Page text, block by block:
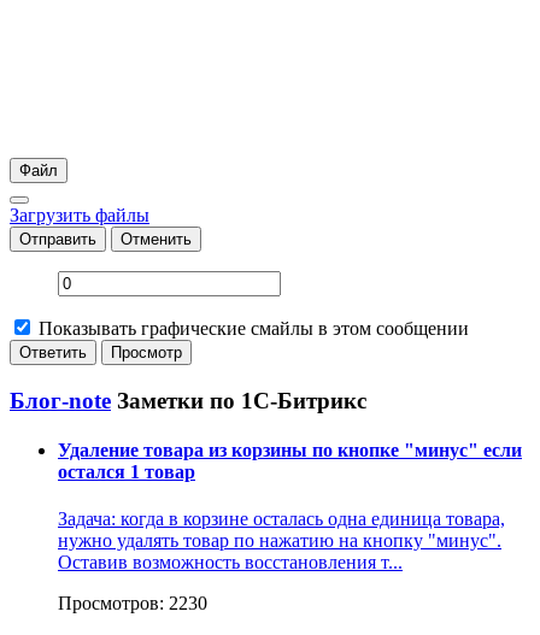
Файл
Загрузить файлы
Отправить Отменить
Показывать графические смайлы в этом сообщении
Блог-note Заметки по 1С-Битрикс
Удаление товара из корзины по кнопке "минус" если
остался 1 товар
Задача: когда в корзине осталась одна единица товара,
нужно удалять товар по нажатию на кнопку "минус".
Оставив возможность восстановления т...
Просмотров: 2230